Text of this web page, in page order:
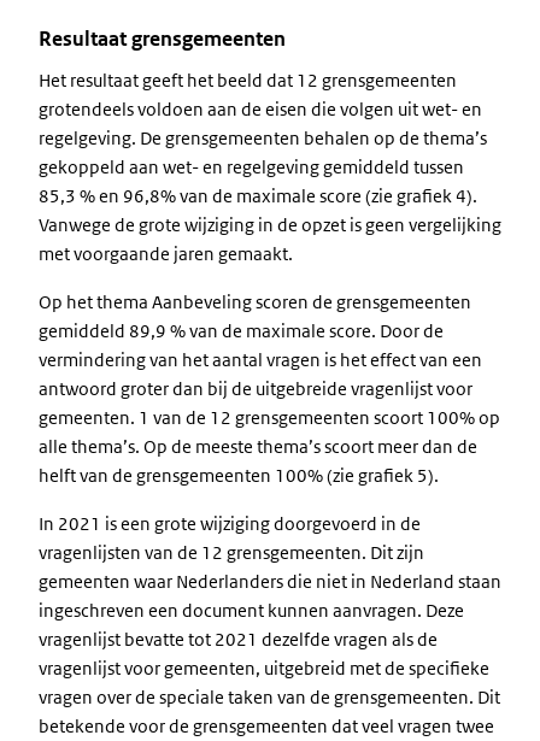
Resultaat grensgemeenten
Het resultaat geeft het beeld dat 12 grensgemeenten
grotendeels voldoen aan de eisen die volgen uit wet- en
regelgeving. De grensgemeenten behalen op de thema’s
gekoppeld aan wet- en regelgeving gemiddeld tussen
85,3 % en 96,8% van de maximale score (zie grafiek 4).
Vanwege de grote wijziging in de opzet is geen vergelijking
met voorgaande jaren gemaakt.
Op het thema Aanbeveling scoren de grensgemeenten
gemiddeld 89,9 % van de maximale score. Door de
vermindering van het aantal vragen is het effect van een
antwoord groter dan bij de uitgebreide vragenlijst voor
gemeenten. 1 van de 12 grensgemeenten scoort 100% op
alle thema’s. Op de meeste thema’s scoort meer dan de
helft van de grensgemeenten 100% (zie grafiek 5).
In 2021 is een grote wijziging doorgevoerd in de
vragenlijsten van de 12 grensgemeenten. Dit zijn
gemeenten waar Nederlanders die niet in Nederland staan
ingeschreven een document kunnen aanvragen. Deze
vragenlijst bevatte tot 2021 dezelfde vragen als de
vragenlijst voor gemeenten, uitgebreid met de specifieke
vragen over de speciale taken van de grensgemeenten. Dit
betekende voor de grensgemeenten dat veel vragen twee